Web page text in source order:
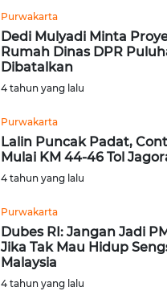
Purwakarta
Dedi Mulyadi Minta
Rumah Dinas DPR
Dibatalkan
4 tahun yang lalu
Purwakarta
Lalin Puncak Padat,
Mulai KM 44-46 Tol
4 tahun yang lalu
Purwakarta
Dubes RI: Jangan Jadi
Jika Tak Mau Hidup
Malaysia
4 tahun yang lalu